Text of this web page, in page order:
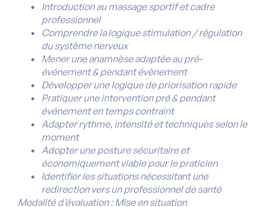
Introduction au massage sportif et cadre
professionnel
Comprendre la logique stimulation / régulation
du système nerveux
Mener une anamnèse adaptée au pré-
événement & pendant évènement
Développer une logique de priorisation rapide
Pratiquer une intervention pré & pendant
événement en temps contraint
Adapter rythme, intensité et techniques selon le
moment
Adopter une posture sécuritaire et
économiquement viable pour le praticien
Identifier les situations nécessitant une
redirection vers un professionnel de santé
Modalité d’évaluation : Mise en situation